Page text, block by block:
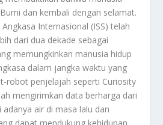
dan kembali dengan selamat.
Internasional (ISS) telah
dari dua dekade sebagai
memungkinkan manusia hidup
dalam jangka waktu yang
robot penjelajah seperti Curiosity
mengirimkan data berharga dari
air di masa lalu dan